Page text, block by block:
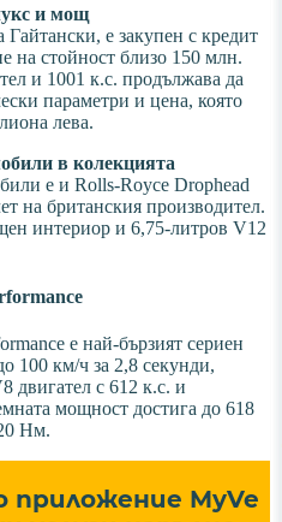
и мощ
е закупен с кредит
на стойност близо 150 млн.
и 1001 к.с. продължава да
параметри и цена, която
лева.
в колекцията
е и Rolls-Royce Drophead
на британския производител.
интериор и 6,75-литров V12
е най-бързият сериен
100 км/ч за 2,8 секунди,
двигател с 612 к.с. и
мощност достига до 618
Нм.
приложение MyVe